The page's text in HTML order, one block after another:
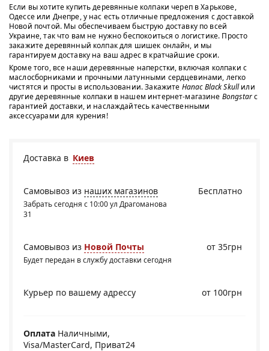
Если вы хотите купить деревянные колпаки череп в Харькове,
Одессе или Днепре, у нас есть отличные предложения с доставкой
Новой почтой. Мы обеспечиваем быструю доставку по всей
Украине, так что вам не нужно беспокоиться о логистике. Просто
закажите деревянный колпак для шишек онлайн, и мы
гарантируем доставку на ваш адрес в кратчайшие сроки.
Кроме того, все наши деревянные наперстки, включая колпаки с
маслосборниками и прочными латунными сердцевинами, легко
чистятся и просты в использовании. Закажите Напас Black Skullили
другие деревянные колпаки в нашем интернет-магазине Bongstarс
гарантией доставки, и наслаждайтесь качественными
аксессуарами для курения!
Доставка в Киев
Бесплатно
Самовывоз из наших магазинов
Забрать сегодня с 10:00 ул Драгоманова
31
Самовывоз из Новой Почты
Будет передан в службу доставки сегодня
от 35грн
Курьер по вашему адрессу от 100грн
Оплата Наличными,
Visa/MasterCard, Приват24